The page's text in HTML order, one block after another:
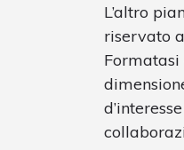
L’altro
riservato